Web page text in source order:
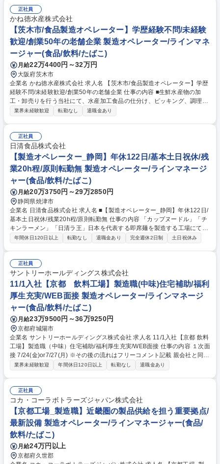
正社員
かね徳水産株式会社
【茨木市/食品製造オペレーター】学歴経験不問/未経験
歓迎/創業50年の老舗企業 製造オペレーター/ラインマネ
ージャー(食品/飲料/たばこ)
月給22万4400円～32万円
大阪府茨木市
企業名 かね徳水産株式会社 求人名 【茨木市/食品製造オペレーター】学歴
経験不問/未経験歓迎/創業50年の老舗企業 仕事の内容 ■生鮮水産物の加
工・卸売りを行う当社にて、水産加工食品の仕分け、ピッキング、調理加
工、または特許取得技術を用いた炊飯・しゃり玉加工製造などのオペレー
仕分け、ピッキング、梱包出荷 ■生鮮鮮魚や水産加工品（刺身・寿司パッ
ク商品）の調理加工、盛り付け、梱包出荷■炊飯業務・しゃり・しゃり玉
の加工製造（特許取得）および梱包出荷 ※未経験の方も、先輩が実務を通
して丁寧に教えるので安心です。 募集職種 【茨木市/食品製造オペレータ
ー】学歴経験不問/未経験歓迎/創業50年の老舗企業
業界未経験歓迎 転勤なし 退職金あり
正社員
日清食品株式会社
【製造オペレーター_静岡】年休122日/基本土日祝休/残
業20h程/原則転勤無 製造オペレーター/ラインマネージ
ャー(食品/飲料/たばこ)
月給20万3750円～29万2850円
静岡県焼津市
企業名 日清食品株式会社 求人名 ■【製造オペレーター_静岡】年休122日/
基本土日祝休/残業20h程/原則転勤無 仕事の内容 「カップヌードル」「チ
キンラーメン」「日清ラ王」日本を代表する即席麺を製造する工場にて、
製造オペレーター業務をお任せします。基本的に土日祝休み、残業20h
テーションで覚えていただきます。業務を覚えたのち、ラインの業務を束
ねるリーダー業務や設備保全などもお任せ予定です。【やりがい･魅力】
社内に生産ライン･ロボットを設計する部門があり、工場での改善案を具
現化しやすい環境があります。日々の業務で改善策･効率化のアイデアを
模索でき技術者としてやりがいを感じます。 募集職種 ■【製造オペレータ
ー_静岡】年休122日/基本土日祝休/残業20h程/原則転勤無
年間休日120日以上 転勤なし 退職金あり 完全週休2日制 土日祝休み
正社員
サントリーホールディングス株式会社
11/1入社【京都 飲料工場】製造職(中味)住宅補助/福利
厚生充実/WEB面接 製造オペレーター/ラインマネージ
ャー(食品/飲料/たばこ)
月給23万9500円～36万9250円
京都府城陽市
企業名 サントリーホールディングス株式会社 求人名 11/1入社【京都 飲料
工場】製造職（中味）住宅補助/福利厚生充実/WEB面接 仕事の内容 １次面
接 7/24(金)or7/27(月) ※その後の流れはフリーコメント記載 親会社と同等
の充実した福利厚生で働きやすさ◎ サントリーグループの清涼飲料の製造
など）・品質向上、安全性担保、効率化の改善活動や業務標準化の取組み
※配属はご経験やスキルに応じ選考過程で決定 【キャリア】将来的に、原
動工程（電力・排水等）やエンジニアリング(生産設備の新規導入･設備対
応・保全・技術スタッフ等)といった関連部門へのチャレンジも可能で
す。 募集職種 11/1入社【京都 飲料工場】製造職（中味）住宅補助/福利厚
生充実/WEB面接
業界未経験歓迎 年間休日120日以上 転勤なし 退職金あり
正社員
コカ・コーラボトラーズジャパン株式会社
【京都工場_製造職】近畿圏の製品供給を担う重要拠点/
最新設備 製造オペレーター/ラインマネージャー(食品/
飲料/たばこ)
月給24万円以上
京都府久世郡